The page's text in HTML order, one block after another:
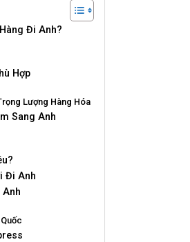
Đi Anh?
Hợp
Lượng Hàng Hóa
Sang Anh
Đi Anh
Anh